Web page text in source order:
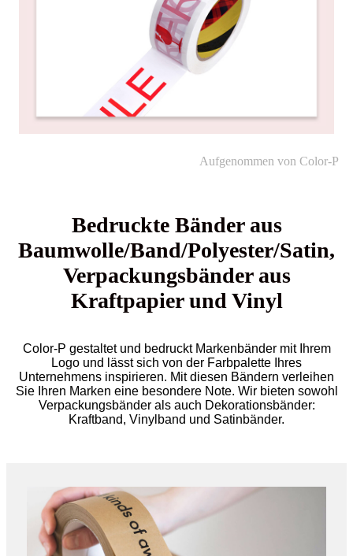
Aufgenommen von Color-P
Bedruckte Bänder aus
Baumwolle/Band/Polyester/Satin,
Verpackungsbänder aus
Kraftpapier und Vinyl
Color-P gestaltet und bedruckt Markenbänder mit Ihrem
Logo und lässt sich von der Farbpalette Ihres
Unternehmens inspirieren. Mit diesen Bändern verleihen
Sie Ihren Marken eine besondere Note. Wir bieten sowohl
Verpackungsbänder als auch Dekorationsbänder:
Kraftband, Vinylband und Satinbänder.